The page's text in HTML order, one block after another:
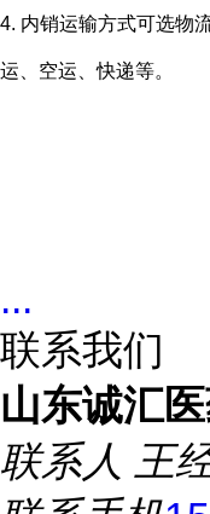
4. 内销运输方式可选物
运、空运、快递等。
...
联系我们
山东诚汇
联系人 王